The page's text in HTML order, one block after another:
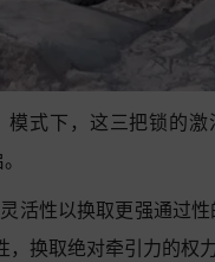
模式下，这三把锁的
活性以换取更强通过
，换取绝对牵引力的权